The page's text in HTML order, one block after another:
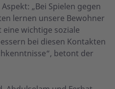
„Bei Spielen gegen
lernen unsere Bewohner
eine wichtige soziale
bei diesen Kontakten
betont der